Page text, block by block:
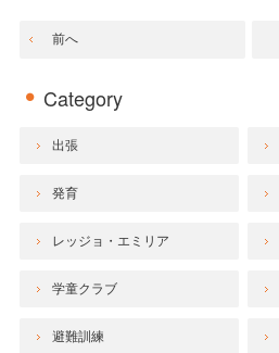
前へ
Category
出張
発育
レッジョ・エミリア
学童クラブ
避難訓練